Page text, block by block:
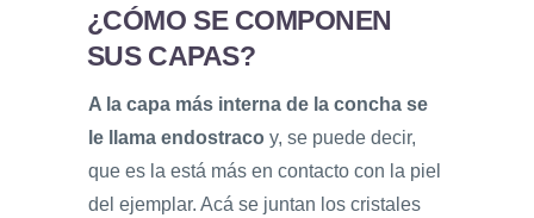
¿CÓMO SE COMPONEN
SUS CAPAS?
A la capa más interna de la concha se
le llama endostraco y, se puede decir,
que es la está más en contacto con la piel
del ejemplar. Acá se juntan los cristales